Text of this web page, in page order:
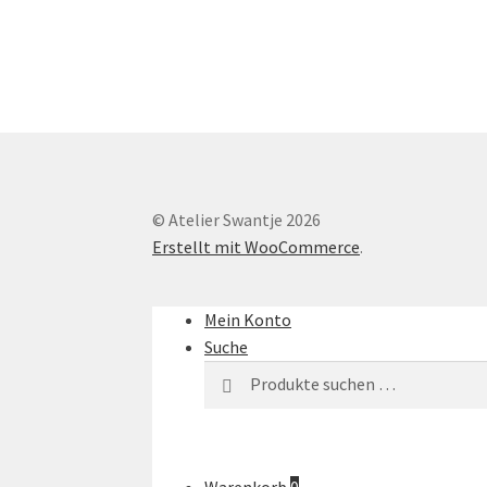
© Atelier Swantje 2026
Erstellt mit WooCommerce.
Mein Konto
Suche